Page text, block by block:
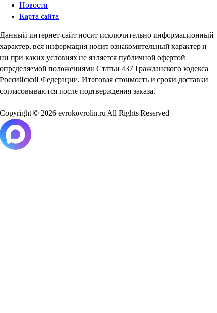
Новости
Карта сайта
Данный интернет-сайт носит исключительно информационный
характер, вся информация носит ознакомительный характер и
ни при каких условиях не является публичной офертой,
определяемой положениями Статьи 437 Гражданского кодекса
Российской Федерации. Итоговая стоимость и сроки доставки
согласовываются после подтверждения заказа.
Copyright © 2026 evrokovrolin.ru All Rights Reserved.